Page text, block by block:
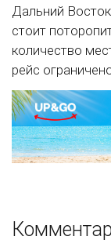
Дальний
стоит
количество
рейс